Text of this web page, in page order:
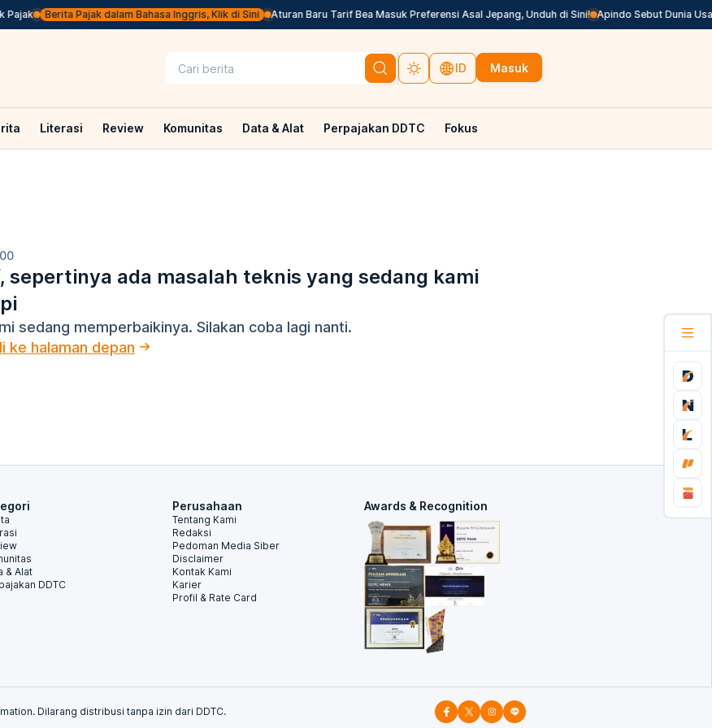
Berita Pajak dalam Bahasa Inggris, Klik di Sini Aturan Baru Tarif Bea Masuk Preferensi Asal Jepang, Unduh di Sini! Apindo Sebut Dunia
ID Masuk
Literasi Review Komunitas Data & Alat Perpajakan DDTC Fokus
sepertinya ada masalah teknis yang sedang kami
sedang memperbaikinya. Silakan coba lagi nanti.
ke halaman depan
& Alat
DDTC
Perusahaan
Tentang Kami
Redaksi
Pedoman Media Siber
Disclaimer
Kontak Kami
Karier
Profil & Rate Card
Awards & Recognition
Dilarang distribusi tanpa izin dari DDTC.